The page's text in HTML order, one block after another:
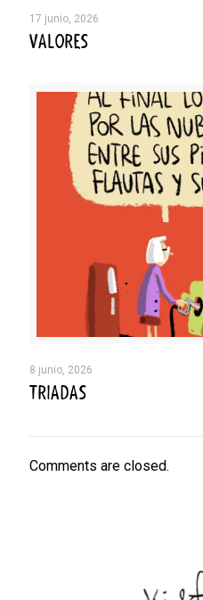
17 junio, 2026
VALORES
8 junio, 2026
TRIADAS
Comments are closed.